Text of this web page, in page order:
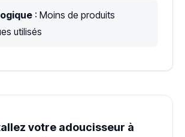
: Moins de produits
utilisés
votre adoucisseur à